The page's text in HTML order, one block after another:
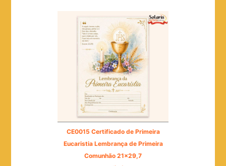
CE0015 Certificado de Primeira
Eucaristia Lembrança de Primeira
Comunhão 21x29,7